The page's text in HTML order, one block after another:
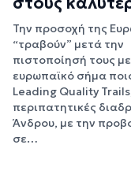
Την προσοχή της
“τραβούν” μετά την
πιστοποίησή τους
ευρωπαϊκό σήμα
Leading Quality
περιπατητικές
Άνδρου, με την
σε…